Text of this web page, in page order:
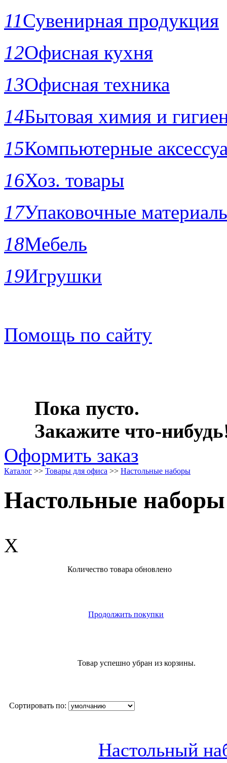
11Сувенирная продукция
12Офисная кухня
13Офисная техника
14Бытовая химия и
15Компьютерные
16Хоз. товары
17Упаковочные
18Мебель
19Игрушки
Помощь по сайту
Пока пусто.
Закажите что-
Оформить заказ
Каталог >> Товары для офиса >> Настольные наборы
Настольные наборы
X
Количество товара обновлено
Продолжить покупки
Товар успешно убран из корзины.
Сортировать по:
Настольный